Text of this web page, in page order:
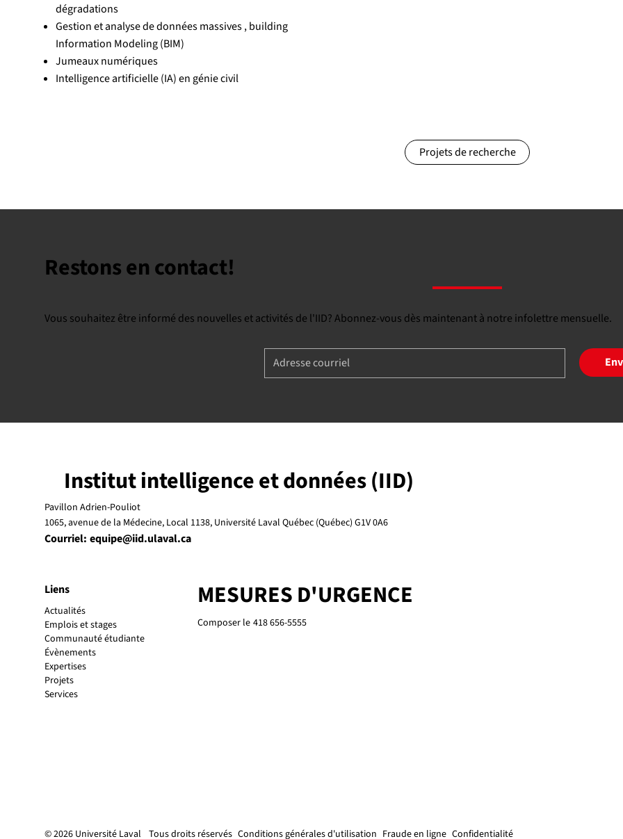
dégradations
Gestion et analyse de données massives , building
Information Modeling (BIM)
Jumeaux numériques
Intelligence artificielle (IA) en génie civil
Projets de recherche
Restons en contact!
Vous souhaitez être informé des nouvelles et activités de l'IID? Abonnez-vous dès maintenant à notre infolettre mensuelle.
© 2026 Université Laval Tous droits réservés Conditions générales d'utilisation Fraude en ligne Confidentialité
Liens
Actualités
Emplois et stages
Communauté étudiante
Évènements
Expertises
Projets
Services
MESURES D'URGENCE
Composer le 418 656-5555
Institut intelligence et données (IID)
Pavillon Adrien-Pouliot
1065, avenue de la Médecine, Local 1138, Université Laval Québec (Québec) G1V 0A6
Courriel: equipe@iid.ulaval.ca